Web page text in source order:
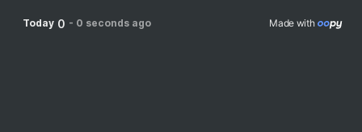
Today 0 - 0 seconds ago Made with